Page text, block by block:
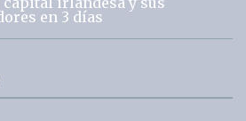
en 3 días